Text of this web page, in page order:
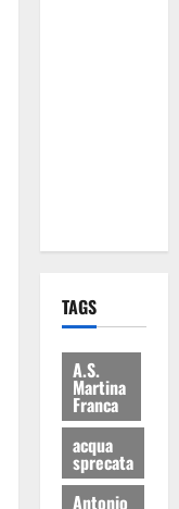
TAGS
A.S.
Martina
Franca
acqua
sprecata
Antonio